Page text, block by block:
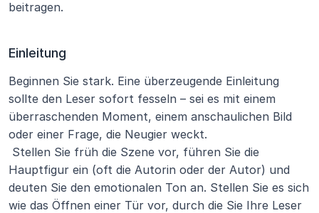
beitragen.
Einleitung
Beginnen Sie stark. Eine überzeugende Einleitung
sollte den Leser sofort fesseln – sei es mit einem
überraschenden Moment, einem anschaulichen Bild
oder einer Frage, die Neugier weckt.
Hauptfigur ein (oft die Autorin oder der Autor) und
deuten Sie den emotionalen Ton an. Stellen Sie es sich
wie das Öffnen einer Tür vor, durch die Sie Ihre Leser